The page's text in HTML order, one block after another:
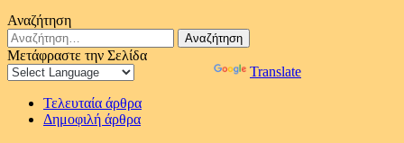
Αναζήτηση
Αναζήτηση
για:
Μετάφραστε την Σελίδα
Translate
Τελευταία άρθρα
Δημοφιλή άρθρα